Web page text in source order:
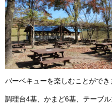
バーベキューを楽しむことができ
調理台4基、かまど6基、テーブル